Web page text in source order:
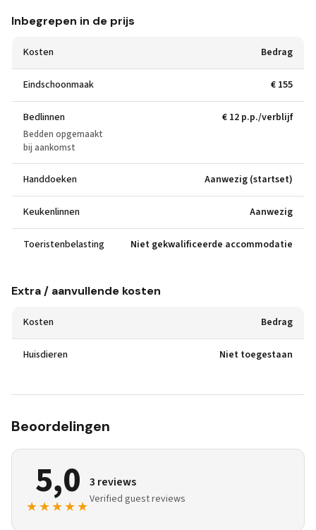
Inbegrepen in de prijs
Kosten Bedrag
Eindschoonmaak € 155
Bedlinnen
Bedden opgemaakt
bij aankomst
€ 12 p.p./verblijf
Handdoeken Aanwezig (startset)
Keukenlinnen Aanwezig
Toeristenbelasting Niet gekwalificeerde accommodatie
Extra / aanvullende kosten
Kosten Bedrag
Huisdieren Niet toegestaan
Beoordelingen
5,0
★★★★★
3 reviews
Verified guest reviews